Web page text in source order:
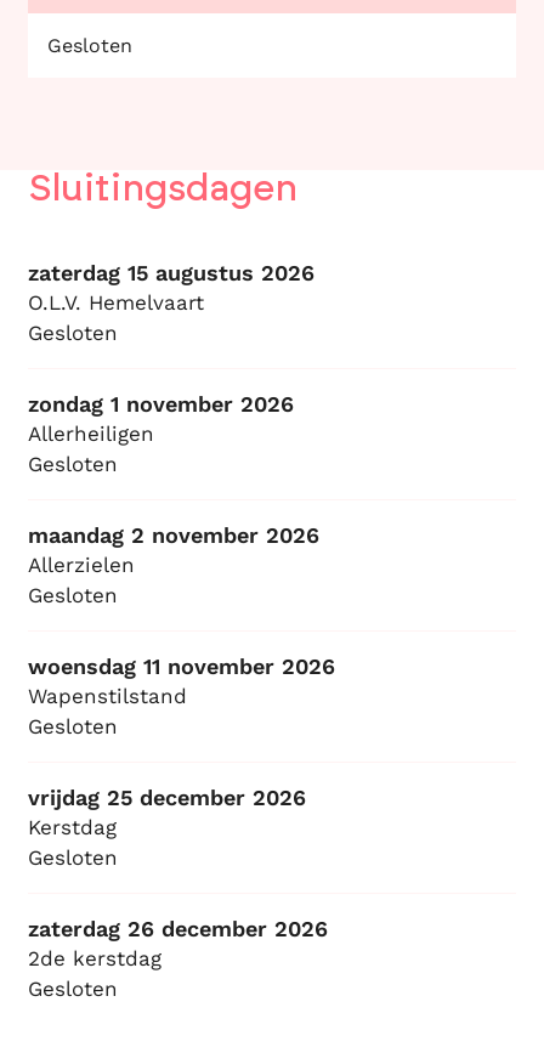
Gesloten
Sluitingsdagen
zaterdag 15 augustus 2026
O.L.V. Hemelvaart
Gesloten
zondag 1 november 2026
Allerheiligen
Gesloten
maandag 2 november 2026
Allerzielen
Gesloten
woensdag 11 november 2026
Wapenstilstand
Gesloten
vrijdag 25 december 2026
Kerstdag
Gesloten
zaterdag 26 december 2026
2de kerstdag
Gesloten